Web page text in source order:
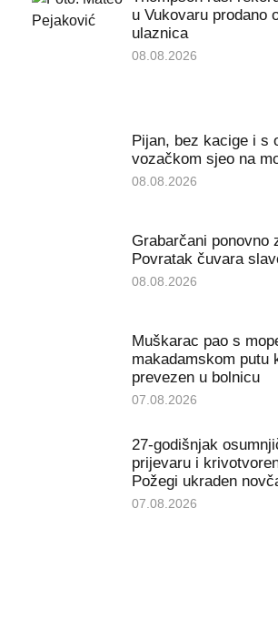
u Vukovaru prodano
ulaznica
08.08.2026
Pijan, bez kacige i s
vozačkom sjeo na
08.08.2026
Grabarčani ponovno
Povratak čuvara
08.08.2026
Muškarac pao s
makadamskom putu
prevezen u bolnicu
07.08.2026
27-godišnjak
prijevaru i
Požegi ukraden
07.08.2026